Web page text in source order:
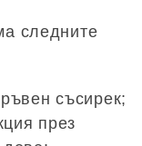
следните
съсирек;
през